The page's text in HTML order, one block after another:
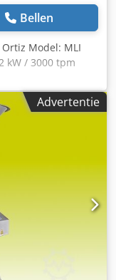
Bellen
Model: MLI
kW / 3000 tpm
afmetingen:
Advertentie